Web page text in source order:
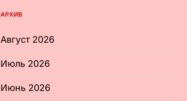
АРХИВ
Август 2026
Июль 2026
Июнь 2026